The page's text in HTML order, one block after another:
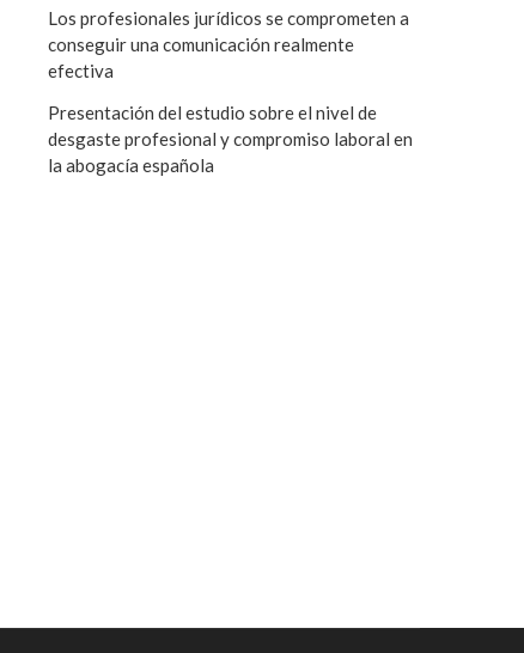
Los profesionales jurídicos se comprometen a
conseguir una comunicación realmente
efectiva
Presentación del estudio sobre el nivel de
desgaste profesional y compromiso laboral en
la abogacía española